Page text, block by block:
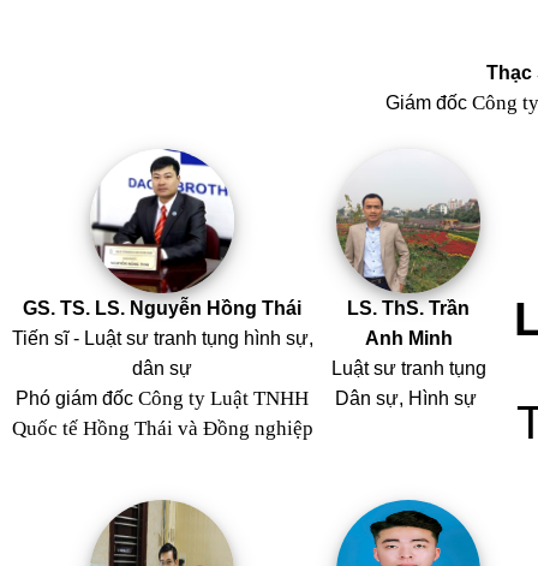
Thạc
Giám đốc Công
GS. TS. LS. Nguyễn Hồng Thái
Tiến sĩ - Luật sư tranh tụng hình sự,
dân sự
Phó giám đốc Công ty Luật TNHH
Quốc tế Hồng Thái và Đồng nghiệp
LS. ThS. Trần
Anh Minh
Luật sư tranh tụng
Dân sự, Hình sự